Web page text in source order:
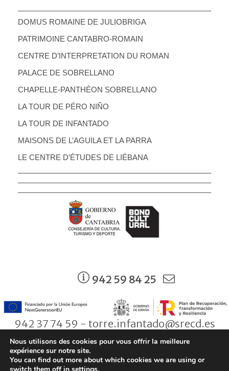
DOMUS ROMAINE DE JULIOBRIGA
PATRIMOINE CANTABRO-ROMAIN
CENTRE D’INTERPRETATION DU ROMAN
PALACE DE SOBRELLANO
CHAPELLE-PANTHÉON SOBRELLANO
LA TOUR DE PÉRO NIÑO
LA TOUR DE INFANTADO
MAISONS DE L’AGUILA ET LA PARRA
LE CENTRE D’ÉTUDES DE LIÉBANA
942 59 84 25
942 37 74 59 - torre.infantado@srecd.es
© Consejería de Cultura, Turismo y Deporte. Gobierno de Cantabria |
Nous utilisons des cookies pour vous offrir la meilleure
expérience sur notre site.
You can find out more about which cookies we are using or